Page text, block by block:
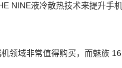
NINE液冷散热技术来提升手
领域非常值得购买，而魅族